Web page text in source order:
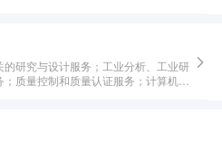
研究与设计服务；工业分析、工业研
质量控制和质量认证服务；计算机硬